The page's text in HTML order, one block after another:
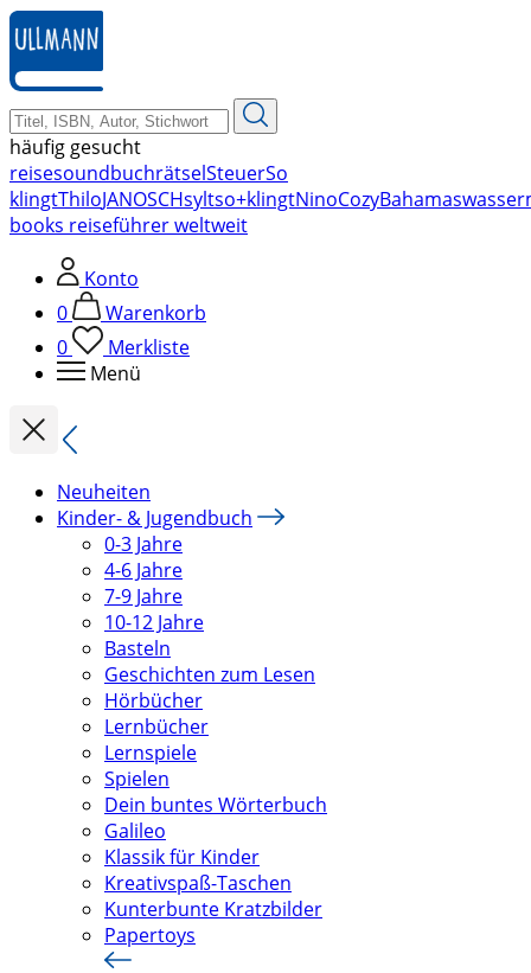
zum
Hauptinhalt
springen
häufig gesucht
reisesoundbuchrätselSteuerSo
klingtThiloJANOSCHsyltso+klingtNinoCozyBahamas
books reiseführer weltweit
Konto
0
Warenkorb
0
Merkliste
Menü
Neuheiten
Kinder- & Jugendbuch
0-3 Jahre
4-6 Jahre
7-9 Jahre
10-12 Jahre
Basteln
Geschichten zum Lesen
Hörbücher
Lernbücher
Lernspiele
Spielen
Dein buntes Wörterbuch
Galileo
Klassik für Kinder
Kreativspaß-Taschen
Kunterbunte Kratzbilder
Papertoys